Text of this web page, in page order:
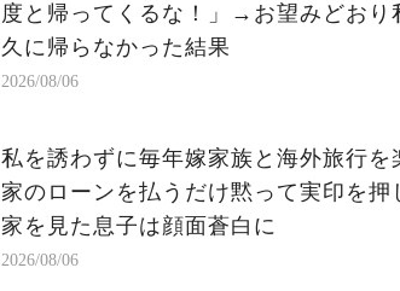
度と帰ってくるな！」→お望みどおり
久に帰らなかった結果
2026/08/06
私を誘わずに毎年嫁家族と海外旅行
家のローンを払うだけ黙って実印を
家を見た息子は顔面蒼白に
2026/08/06